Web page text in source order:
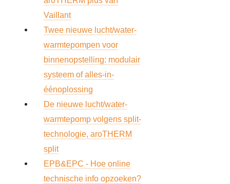
Vaillant
Twee nieuwe lucht/water-
warmtepompen voor
binnenopstelling: modulair
systeem of alles-in-
éénoplossing
De nieuwe lucht/water-
warmtepomp volgens split-
technologie, aroTHERM
split
EPB&EPC - Hoe online
technische info opzoeken?